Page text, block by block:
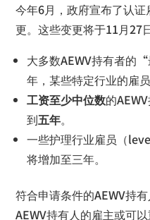
今年6月，政府宣布了认
更。这些变更将于11月27
大多数AEWV持有者的
年，某些特定行业的雇
工资至少中位数的
到五年。
一些护理行业雇员（
将增加至三年。
符合申请条件的AEWV持
AEWV持有人的雇主或可